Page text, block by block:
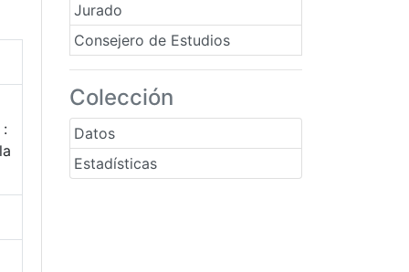
Jurado
Consejero de Estudios
Colección
Datos
Estadísticas
: